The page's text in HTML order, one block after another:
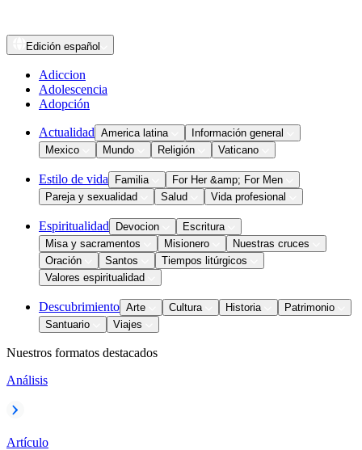
Edición español
Adiccion
Adolescencia
Adopción
Actualidad America latina
Información general
Mexico
Mundo Religión Vaticano
Estilo de vida Familia
For Her &amp; For Men
Pareja y sexualidad
Salud Vida profesional
Espiritualidad Devocion
Escritura
Misa y sacramentos
Misionero
Nuestras cruces
Oración
Santos
Tiempos litúrgicos
Valores espiritualidad
Descubrimiento Arte Cultura Historia
Patrimonio
Santuario
Viajes
Nuestros formatos destacados
Análisis
Artículo